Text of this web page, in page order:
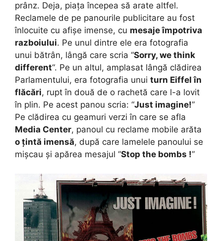
prânz. Deja, piața începea să arate altfel.
Reclamele de pe panourile publicitare au fost
înlocuite cu afișe imense, cu mesaje împotriva
razboiului. Pe unul dintre ele era fotografia
unui bătrân, lângă care scria “Sorry, we think
different“. Pe un altul, amplasat lângă clădirea
Parlamentului, era fotografia unui turn Eiffel în
flăcări, rupt în două de o rachetă care l-a lovit
în plin. Pe acest panou scria: “Just imagine!”
Pe clădirea cu geamuri verzi în care se afla
Media Center, panoul cu reclame mobile arăta
o țintă imensă, după care lamelele panoului se
mișcau și apărea mesajul “Stop the bombs !”